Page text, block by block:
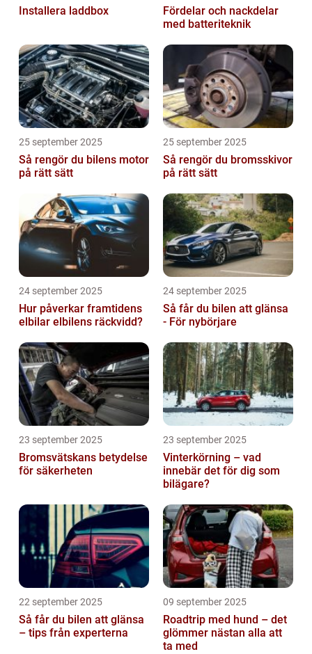
Installera laddbox
Fördelar och nackdelar
med batteriteknik
25 september 2025
Så rengör du bilens motor
på rätt sätt
25 september 2025
Så rengör du bromsskivor
på rätt sätt
24 september 2025
Hur påverkar framtidens
elbilar elbilens räckvidd?
24 september 2025
Så får du bilen att glänsa
- För nybörjare
23 september 2025
Bromsvätskans betydelse
för säkerheten
23 september 2025
Vinterkörning – vad
innebär det för dig som
bilägare?
22 september 2025
Så får du bilen att glänsa
– tips från experterna
09 september 2025
Roadtrip med hund – det
glömmer nästan alla att
ta med